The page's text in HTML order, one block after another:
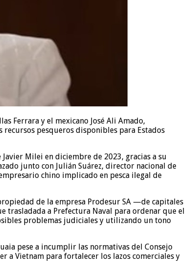
Ferrara y el mexicano José Ali Amado,
recursos pesqueros disponibles para Estados
Milei en diciembre de 2023, gracias a su
junto con Julián Suárez, director nacional de
chino implicado en pesca ilegal de
de la empresa Prodesur SA —de capitales
trasladada a Prefectura Naval para ordenar que el
problemas judiciales y utilizando un tono
pese a incumplir las normativas del Consejo
a Vietnam para fortalecer los lazos comerciales y